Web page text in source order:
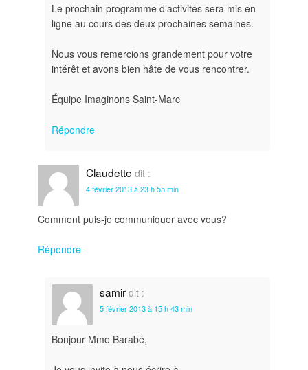
Le prochain programme d’activités sera mis en
ligne au cours des deux prochaines semaines.
Nous vous remercions grandement pour votre
intérêt et avons bien hâte de vous rencontrer.
Équipe Imaginons Saint-Marc
Répondre
Claudette dit :
4 février 2013 à 23 h 55 min
Comment puis-je communiquer avec vous?
Répondre
samir dit :
5 février 2013 à 15 h 43 min
Bonjour Mme Barabé,